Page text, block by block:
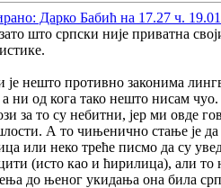
Дарко Бабић на 17.27 ч.
што српски није приватна
је нешто противно законима
а ни од кога тако нешто нисам
за то су небитни, јер ми овде
А то чињенично стање је да
или неко треће писмо да су
(исто као и ћирилица), али
до њеног укидања она била